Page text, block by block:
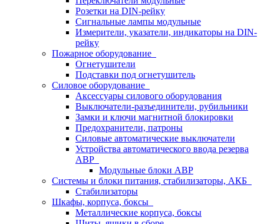
Розетки на DIN-рейку
Сигнальные лампы модульные
Измерители, указатели, индикаторы на DIN-
рейку
Пожарное оборудование
Огнетушители
Подставки под огнетушитель
Силовое оборудование
Аксессуары силового оборудования
Выключатели-разъединители, рубильники
Замки и ключи магнитной блокировки
Предохранители, патроны
Силовые автоматические выключатели
Устройства автоматического ввода резерва
АВР
Модульные блоки АВР
Системы и блоки питания, стабилизаторы, АКБ
Стабилизаторы
Шкафы, корпуса, боксы
Металлические корпуса, боксы